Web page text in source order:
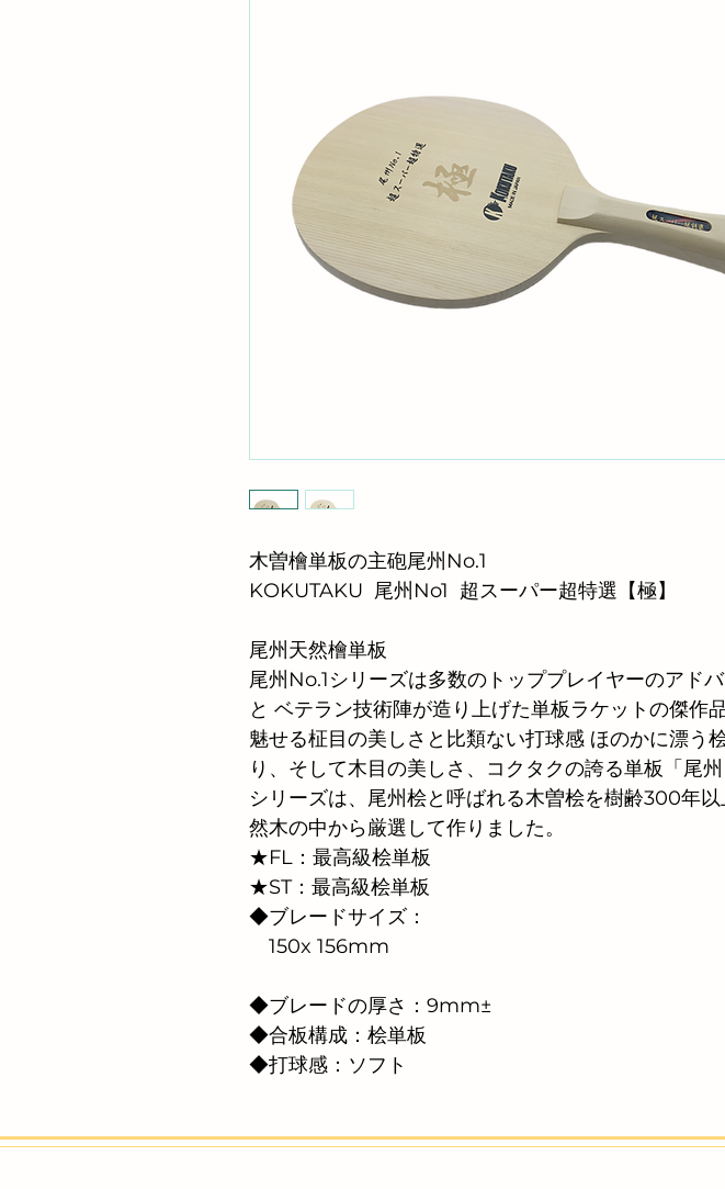
木曽檜単板の主砲尾州No.1
KOKUTAKU  尾州No1  超スーパー超特選【極】
尾州天然檜単板
尾州No.1シリーズは多数のトッププレイヤーのアド
と ベテラン技術陣が造り上げた単板ラケットの傑作
魅せる柾目の美しさと比類ない打球感 ほのかに漂う
り、そして木目の美しさ、コクタクの誇る単板「尾州
シリーズは、尾州桧と呼ばれる木曽桧を樹齢300年以
然木の中から厳選して作りました。
★FL：最高級桧単板
★ST：最高級桧単板
◆ブレードサイズ：
150x 156mm
◆ブレードの厚さ：9mm±
◆合板構成：桧単板
◆打球感：ソフト